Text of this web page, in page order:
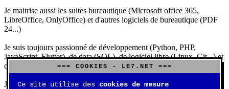
Je maitrise aussi les suites bureautique (Microsoft office 365,
LibreOffice, OnlyOffice) et d'autres logiciels de bureautique (PDF
24...)
Je suis toujours passionné de développement (Python, PHP,
JavaScript, Flutter), de data (SQL), de logiciel libre (Linux, Git...) et
d'IA (principalement Claude et DeepSeek).
J'aime jouer, surtout aux jeux de sociétés (Risk, Uno, Scrabble...),
=== COOKIES - LE7.NET ===
Ce site utilise des cookies de mesure